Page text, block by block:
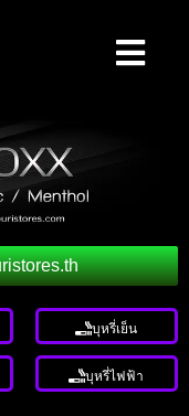
บุหรี่เย็น
บุหรี่ไฟฟ้า